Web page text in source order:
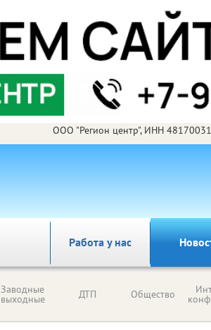
ООО "Регион центр", ИНН
Работа у нас
Заводные
выходные ДТП Общество